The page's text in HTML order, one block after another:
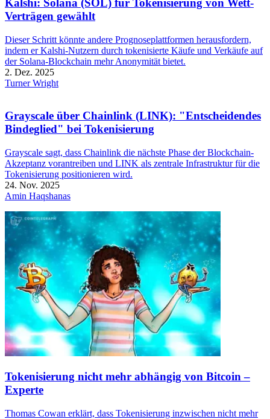
Kalshi: Solana (SOL) für Tokenisierung von Wett-
Verträgen gewählt
Dieser Schritt könnte andere Prognoseplattformen herausfordern,
indem er Kalshi-Nutzern durch tokenisierte Käufe und Verkäufe auf
der Solana-Blockchain mehr Anonymität bietet.
2. Dez. 2025
Turner Wright
Grayscale über Chainlink (LINK): "Entscheidendes
Bindeglied" bei Tokenisierung
Grayscale sagt, dass Chainlink die nächste Phase der Blockchain-
Akzeptanz vorantreiben und LINK als zentrale Infrastruktur für die
Tokenisierung positionieren wird.
24. Nov. 2025
Amin Haqshanas
Tokenisierung nicht mehr abhängig von Bitcoin –
Experte
Thomas Cowan erklärt, dass Tokenisierung inzwischen nicht mehr